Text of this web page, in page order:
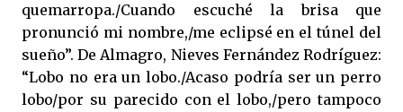
quemarropa./Cuando escuché la brisa que
pronunció mi nombre,/me eclipsé en el túnel del
sueño”. De Almagro, Nieves Fernández Rodríguez:
“Lobo no era un lobo./Acaso podría ser un perro
lobo/por su parecido con el lobo,/pero tampoco